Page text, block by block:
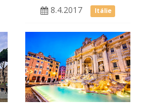
8.4.2017 Itálie